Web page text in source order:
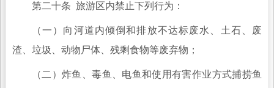
第二十条 旅游区内禁止下列行为：
（一）向河道内倾倒和排放不达标废水、土石、废
渣、垃圾、动物尸体、残剩食物等废弃物；
（二）炸鱼、毒鱼、电鱼和使用有害作业方式捕捞鱼